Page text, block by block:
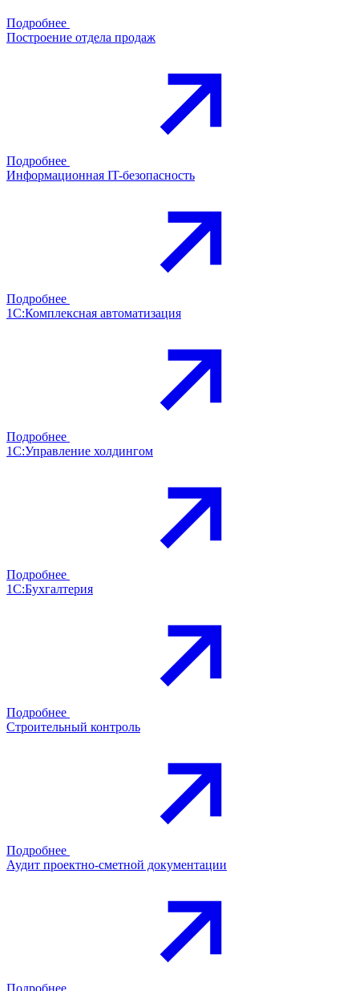
Подробнее
Построение отдела продаж
Подробнее
Информационная IT-безопасность
Подробнее
1С:Комплексная автоматизация
Подробнее
1С:Управление холдингом
Подробнее
1С:Бухгалтерия
Подробнее
Строительный контроль
Подробнее
Аудит проектно-сметной документации
Подробнее